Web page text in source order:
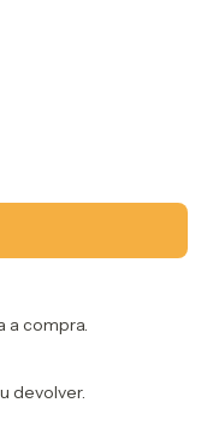
a compra.
devolver.